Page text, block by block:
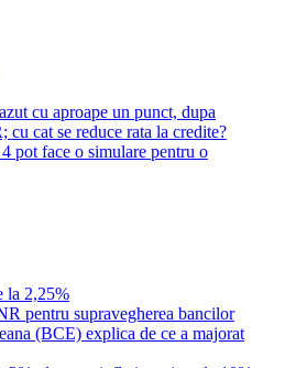
cu aproape un punct, dupa
cu cat se reduce rata la credite?
pot face o simulare pentru o
la 2,25%
pentru supravegherea bancilor
(BCE) explica de ce a majorat